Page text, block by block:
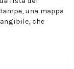
una mappa
che